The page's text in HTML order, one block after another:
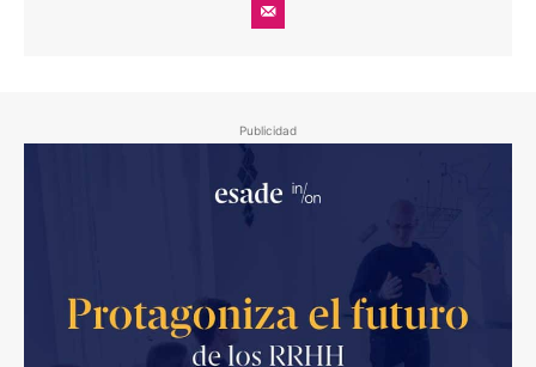
Publicidad